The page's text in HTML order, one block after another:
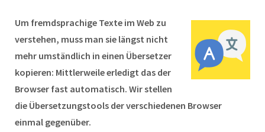
Um fremdsprachige Texte im Web zu
verstehen, muss man sie längst nicht
mehr umständlich in einen Übersetzer
kopieren: Mittlerweile erledigt das der
Browser fast automatisch. Wir stellen
die Übersetzungstools der verschiedenen Browser
einmal gegenüber.